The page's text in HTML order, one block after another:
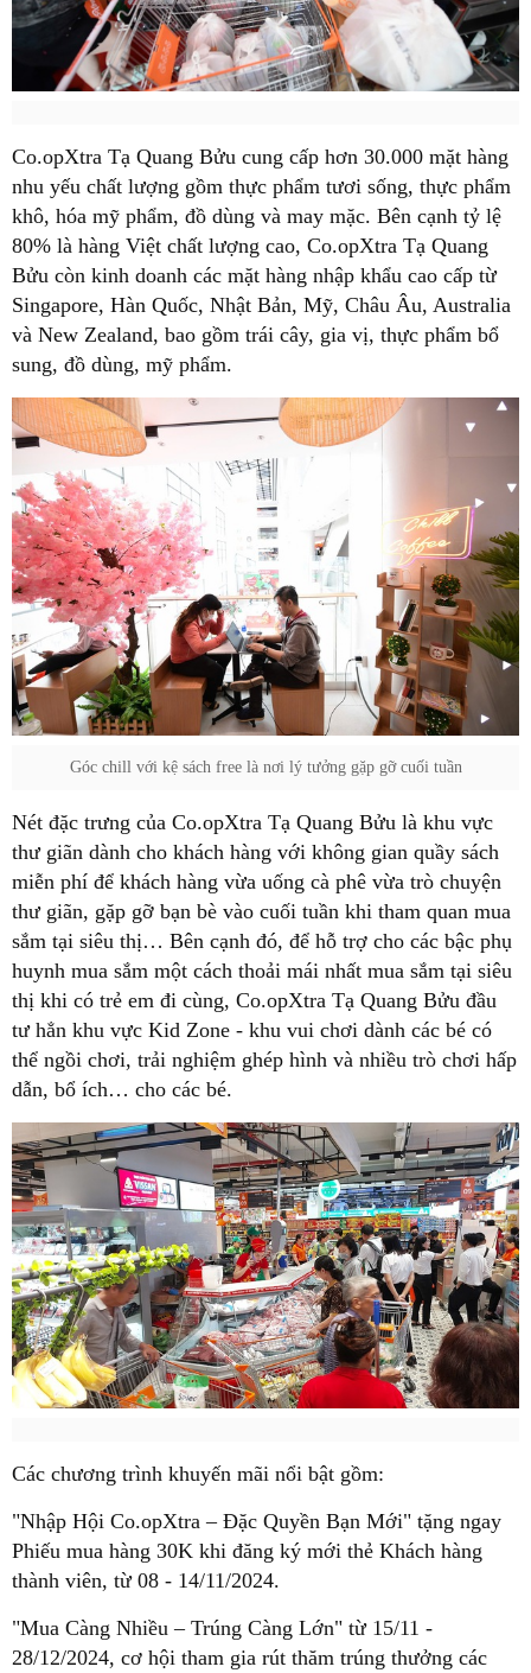
Co.opXtra Tạ Quang Bửu cung cấp hơn 30.000 mặt hàng
nhu yếu chất lượng gồm thực phẩm tươi sống, thực phẩm
khô, hóa mỹ phẩm, đồ dùng và may mặc. Bên cạnh tỷ lệ
80% là hàng Việt chất lượng cao, Co.opXtra Tạ Quang
Bửu còn kinh doanh các mặt hàng nhập khẩu cao cấp từ
Singapore, Hàn Quốc, Nhật Bản, Mỹ, Châu Âu, Australia
và New Zealand, bao gồm trái cây, gia vị, thực phẩm bổ
sung, đồ dùng, mỹ phẩm.
Góc chill với kệ sách free là nơi lý tưởng gặp gỡ cuối tuần
Nét đặc trưng của Co.opXtra Tạ Quang Bửu là khu vực
thư giãn dành cho khách hàng với không gian quầy sách
miễn phí để khách hàng vừa uống cà phê vừa trò chuyện
thư giãn, gặp gỡ bạn bè vào cuối tuần khi tham quan mua
sắm tại siêu thị… Bên cạnh đó, để hỗ trợ cho các bậc phụ
huynh mua sắm một cách thoải mái nhất mua sắm tại siêu
thị khi có trẻ em đi cùng, Co.opXtra Tạ Quang Bửu đầu
tư hẳn khu vực Kid Zone - khu vui chơi dành các bé có
thể ngồi chơi, trải nghiệm ghép hình và nhiều trò chơi hấp
dẫn, bổ ích… cho các bé.
Các chương trình khuyến mãi nổi bật gồm:
"Nhập Hội Co.opXtra – Đặc Quyền Bạn Mới" tặng ngay
Phiếu mua hàng 30K khi đăng ký mới thẻ Khách hàng
thành viên, từ 08 - 14/11/2024.
"Mua Càng Nhiều – Trúng Càng Lớn" từ 15/11 -
28/12/2024, cơ hội tham gia rút thăm trúng thưởng các